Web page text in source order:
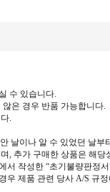
수 있습니다.
은 경우 반품 가능합니다.
.
날이나 알 수 있었던 날부
, 추가 구매한 상품은 해당
서 작성한 “초기불량판정서
우 제품 관련 당사 A/S 규